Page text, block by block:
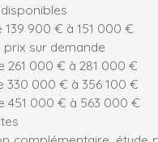
139 900 € à 151 000 €
prix sur demande
261 000 € à 281 000 €
330 000 € à 356 100 €
451 000 € à 563 000 €